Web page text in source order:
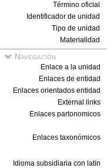
Término oficial
Identificador de unidad
Tipo de unidad
Materialidad
Navegación
Enlace a la unidad
Enlaces de entidad
Enlaces orientados entidad
External links
Enlaces partonomicos
Enlaces taxonómicos
Idioma subsidiaria con latín